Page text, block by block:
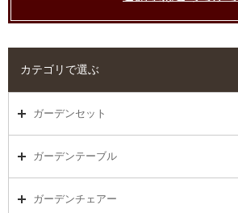
カテゴリで選ぶ
ガーデンセット
ガーデンセット（海外在庫）
ガーデンテーブル
ガーデンテーブルTOP
ガーデンチェアー